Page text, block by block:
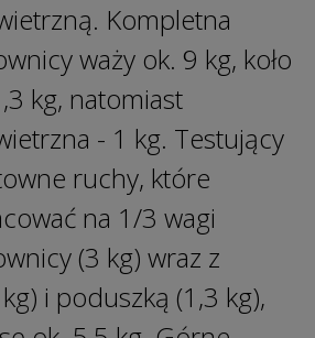
Kompletna
waży ok. 9 kg, koło
kg, natomiast
- 1 kg. Testujący
ruchy, które
na 1/3 wagi
(3 kg) wraz z
i poduszką (1,3 kg),